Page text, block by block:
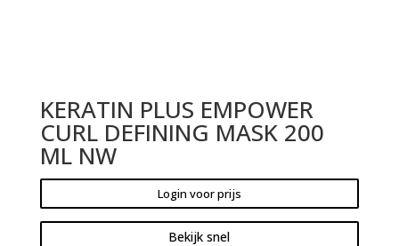
KERATIN PLUS EMPOWER
CURL DEFINING MASK 200
ML NW
Login voor prijs
Bekijk snel